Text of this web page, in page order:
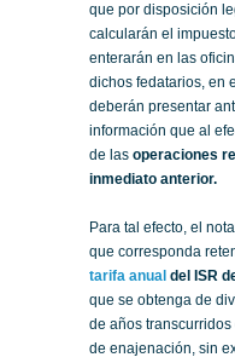
que por disposición
calcularán el
enterarán en las
dichos fedatarios, en
deberán presentar
información que al
de las operaciones
inmediato anterior.
Para tal efecto, el
que corresponda
tarifa anual del ISR
que se obtenga de
de años
de enajenación, sin